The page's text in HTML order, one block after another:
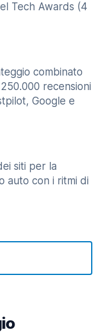
Tech Awards (4
combinato
recensioni
Google e
siti per la
auto con i ritmi di